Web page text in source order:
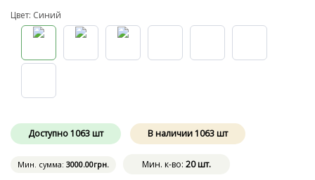
Цвет: Синий
Доступно1063 шт В наличии1063шт
Мин. сумма: 3000.00грн. Мин. к-во: 20 шт.